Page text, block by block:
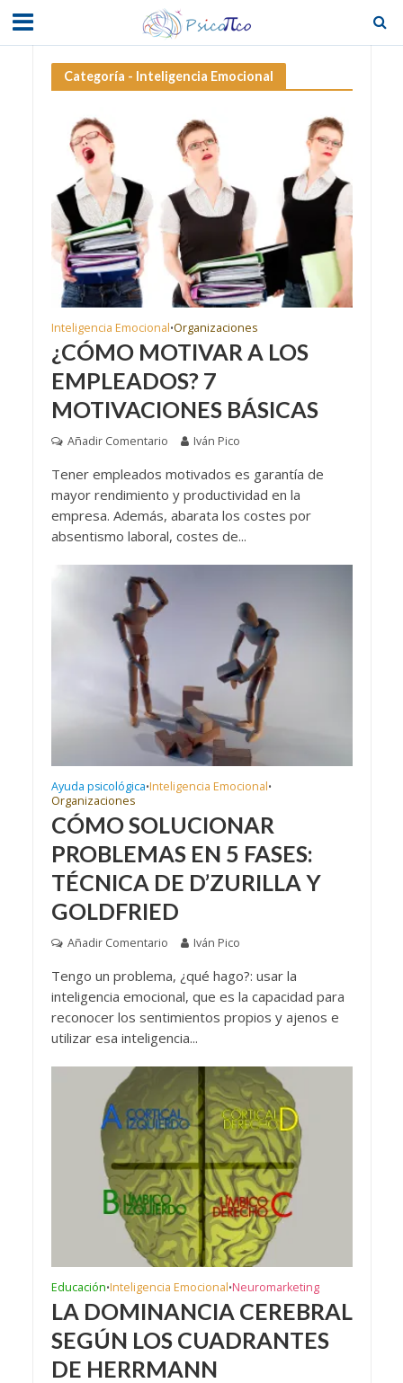
Categoría - Inteligencia Emocional
Inteligencia Emocional•Organizaciones
¿CÓMO MOTIVAR A LOS
EMPLEADOS? 7
MOTIVACIONES BÁSICAS
Añadir Comentario Iván Pico
Tener empleados motivados es garantía de
mayor rendimiento y productividad en la
empresa. Además, abarata los costes por
absentismo laboral, costes de...
Ayuda psicológica•Inteligencia Emocional•
Organizaciones
CÓMO SOLUCIONAR
PROBLEMAS EN 5 FASES:
TÉCNICA DE D’ZURILLA Y
GOLDFRIED
Añadir Comentario Iván Pico
Tengo un problema, ¿qué hago?: usar la
inteligencia emocional, que es la capacidad para
reconocer los sentimientos propios y ajenos e
utilizar esa inteligencia...
Educación•Inteligencia Emocional•Neuromarketing
LA DOMINANCIA CEREBRAL
SEGÚN LOS CUADRANTES
DE HERRMANN